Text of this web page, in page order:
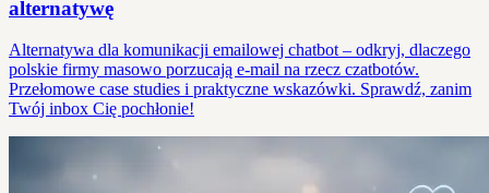
alternatywę
Alternatywa dla komunikacji emailowej chatbot – odkryj, dlaczego
polskie firmy masowo porzucają e-mail na rzecz czatbotów.
Przełomowe case studies i praktyczne wskazówki. Sprawdź, zanim
Twój inbox Cię pochłonie!